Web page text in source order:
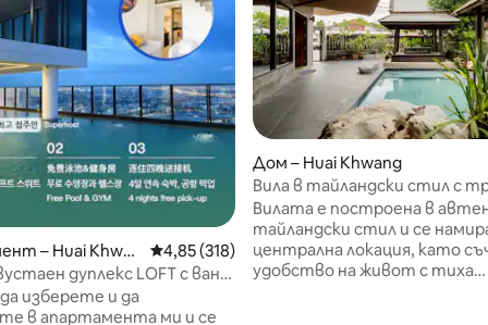
1195 отзива
– Huai Khwan
Средна оценка: 4,85 от 5, 318 отзива
4,85 (318)
дуплекс LOFT с вана
Плувен басейн на
до RCA/Близо до
изберете и да
в апартамента ми и се
Дом – Huai Khwang
Вила в тайландски стил с
и басейн в центъра на
за посрещане от летището
резервация за три или
нощувки
Вилата е построена в
тайландски стил и се
централна локация, като
удобство на живот с тиха